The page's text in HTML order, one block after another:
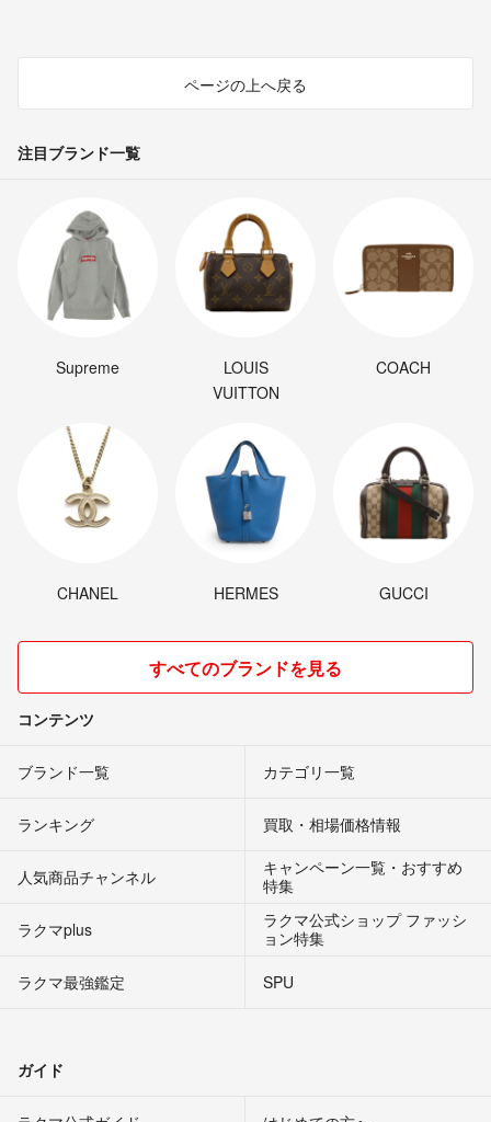
ページの上へ戻る
注目ブランド一覧
Supreme
LOUIS
VUITTON
COACH
CHANEL HERMES GUCCI
すべてのブランドを見る
コンテンツ
ブランド一覧 カテゴリ一覧
ランキング 買取・相場価格情報
人気商品チャンネル
キャンペーン一覧・おすすめ
特集
ラクマplus
ラクマ公式ショップ ファッシ
ョン特集
ラクマ最強鑑定
SPU
ガイド